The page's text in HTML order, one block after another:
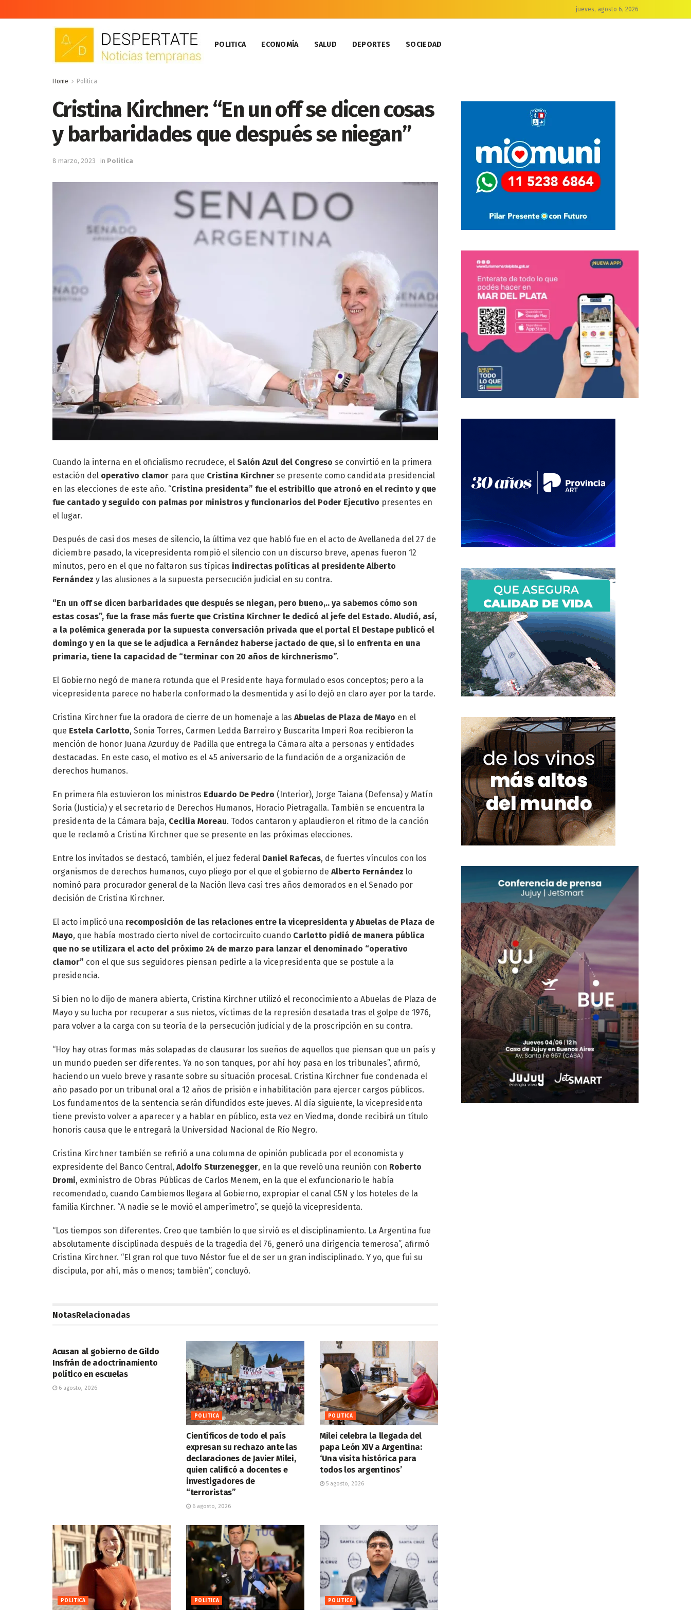
jueves, agosto 6, 2026
POLITICA ECONOMÍA SALUD DEPORTES SOCIEDAD
Home Politica
Cristina Kirchner: “En un off se dicen cosas
y barbaridades que después se niegan”
8 marzo, 2023 in Politica
Cuando la interna en el oficialismo recrudece, el Salón Azul del Congreso se convirtió en la primera
estación del operativo clamor para que Cristina Kirchner se presente como candidata presidencial
en las elecciones de este año. “Cristina presidenta” fue el estribillo que atronó en el recinto y que
fue cantado y seguido con palmas por ministros y funcionarios del Poder Ejecutivo presentes en
el lugar.
Después de casi dos meses de silencio, la última vez que habló fue en el acto de Avellaneda del 27 de
diciembre pasado, la vicepresidenta rompió el silencio con un discurso breve, apenas fueron 12
minutos, pero en el que no faltaron sus típicas indirectas políticas al presidente Alberto
Fernández y las alusiones a la supuesta persecución judicial en su contra.
“En un off se dicen barbaridades que después se niegan, pero bueno,.. ya sabemos cómo son
estas cosas”, fue la frase más fuerte que Cristina Kirchner le dedicó al jefe del Estado. Aludió, así,
a la polémica generada por la supuesta conversación privada que el portal El Destape publicó el
domingo y en la que se le adjudica a Fernández haberse jactado de que, si lo enfrenta en una
primaria, tiene la capacidad de “terminar con 20 años de kirchnerismo”.
El Gobierno negó de manera rotunda que el Presidente haya formulado esos conceptos; pero a la
vicepresidenta parece no haberla conformado la desmentida y así lo dejó en claro ayer por la tarde.
Cristina Kirchner fue la oradora de cierre de un homenaje a las Abuelas de Plaza de Mayo en el
que Estela Carlotto, Sonia Torres, Carmen Ledda Barreiro y Buscarita Imperi Roa recibieron la
mención de honor Juana Azurduy de Padilla que entrega la Cámara alta a personas y entidades
destacadas. En este caso, el motivo es el 45 aniversario de la fundación de a organización de
derechos humanos.
En primera fila estuvieron los ministros Eduardo De Pedro (Interior), Jorge Taiana (Defensa) y Matín
Soria (Justicia) y el secretario de Derechos Humanos, Horacio Pietragalla. También se encuentra la
presidenta de la Cámara baja, Cecilia Moreau. Todos cantaron y aplaudieron el ritmo de la canción
que le reclamó a Cristina Kirchner que se presente en las próximas elecciones.
Entre los invitados se destacó, también, el juez federal Daniel Rafecas, de fuertes vínculos con los
organismos de derechos humanos, cuyo pliego por el que el gobierno de Alberto Fernández lo
nominó para procurador general de la Nación lleva casi tres años demorados en el Senado por
decisión de Cristina Kirchner.
El acto implicó una recomposición de las relaciones entre la vicepresidenta y Abuelas de Plaza de
Mayo, que había mostrado cierto nivel de cortocircuito cuando Carlotto pidió de manera pública
que no se utilizara el acto del próximo 24 de marzo para lanzar el denominado “operativo
clamor” con el que sus seguidores piensan pedirle a la vicepresidenta que se postule a la
presidencia.
Si bien no lo dijo de manera abierta, Cristina Kirchner utilizó el reconocimiento a Abuelas de Plaza de
Mayo y su lucha por recuperar a sus nietos, víctimas de la represión desatada tras el golpe de 1976,
para volver a la carga con su teoría de la persecución judicial y de la proscripción en su contra.
“Hoy hay otras formas más solapadas de clausurar los sueños de aquellos que piensan que un país y
un mundo pueden ser diferentes. Ya no son tanques, por ahí hoy pasa en los tribunales”, afirmó,
haciendo un vuelo breve y rasante sobre su situación procesal. Cristina Kirchner fue condenada el
año pasado por un tribunal oral a 12 años de prisión e inhabilitación para ejercer cargos públicos.
Los fundamentos de la sentencia serán difundidos este jueves. Al día siguiente, la vicepresidenta
tiene previsto volver a aparecer y a hablar en público, esta vez en Viedma, donde recibirá un título
honoris causa que le entregará la Universidad Nacional de Río Negro.
Cristina Kirchner también se refirió a una columna de opinión publicada por el economista y
expresidente del Banco Central, Adolfo Sturzenegger, en la que reveló una reunión con Roberto
Dromi, exministro de Obras Públicas de Carlos Menem, en la que el exfuncionario le había
recomendado, cuando Cambiemos llegara al Gobierno, expropiar el canal C5N y los hoteles de la
familia Kirchner. “A nadie se le movió el amperímetro”, se quejó la vicepresidenta.
“Los tiempos son diferentes. Creo que también lo que sirvió es el disciplinamiento. La Argentina fue
absolutamente disciplinada después de la tragedia del 76, generó una dirigencia temerosa”, afirmó
Cristina Kirchner. “El gran rol que tuvo Néstor fue el de ser un gran indisciplinado. Y yo, que fui su
discipula, por ahí, más o menos; también”, concluyó.
NotasRelacionadas
Acusan al gobierno de Gildo
Insfrán de adoctrinamiento
político en escuelas
6 agosto, 2026
POLITICA
Científicos de todo el país
expresan su rechazo ante las
declaraciones de Javier Milei,
quien calificó a docentes e
investigadores de
“terroristas”
6 agosto, 2026
POLITICA
Milei celebra la llegada del
papa León XIV a Argentina:
‘Una visita histórica para
todos los argentinos’
5 agosto, 2026
POLITICA POLITICA POLITICA